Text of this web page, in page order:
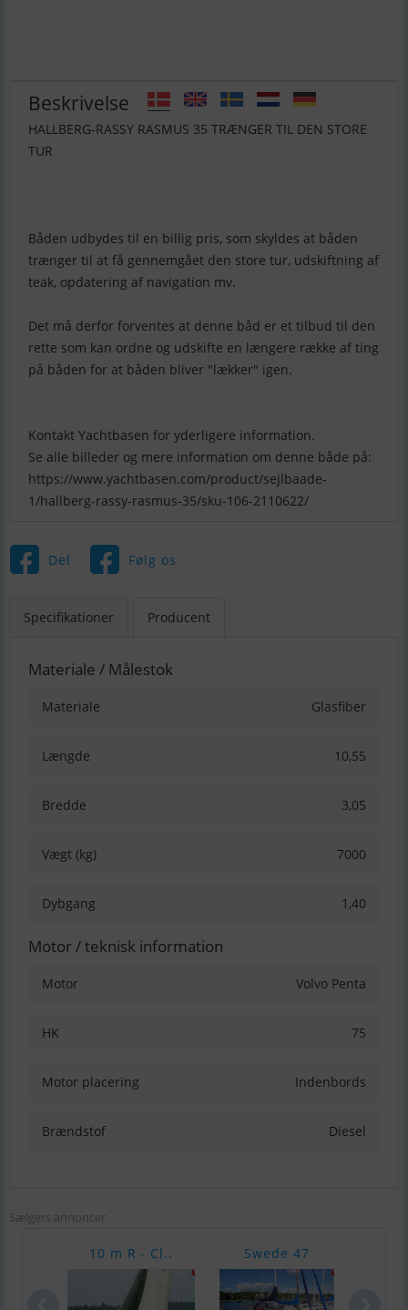
Beskrivelse
HALLBERG-RASSY RASMUS 35 TRÆNGER TIL DEN STORE
TUR
Båden udbydes til en billig pris, som skyldes at båden
trænger til at få gennemgået den store tur, udskiftning af
teak, opdatering af navigation mv.
Det må derfor forventes at denne båd er et tilbud til den
rette som kan ordne og udskifte en længere række af ting
på båden for at båden bliver "lækker" igen.
Kontakt Yachtbasen for yderligere information.
Se alle billeder og mere information om denne både på:
https://www.yachtbasen.com/product/sejlbaade-
1/hallberg-rassy-rasmus-35/sku-106-2110622/
Del Følg os
Specifikationer Producent
Materiale / Målestok
Materiale Glasfiber
Længde 10,55
Bredde 3,05
Vægt (kg) 7000
Dybgang 1,40
Motor / teknisk information
Motor Volvo Penta
HK 75
Motor placering Indenbords
Brændstof Diesel
Sælgers annoncer
10 m R - Cl.. Swede 47